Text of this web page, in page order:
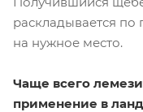
раскладывается по
на нужное место.
Чаще всего
применение в